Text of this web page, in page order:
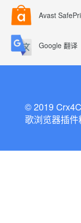
Google 翻译
© 2019
歌浏览器插